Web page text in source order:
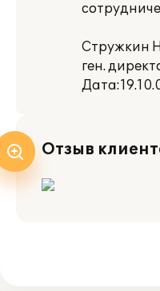
Стружкин
ген.
Отзыв